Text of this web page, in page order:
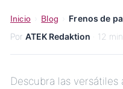
Inicio Blog
Frenos de
Por ATEK Redaktion · 12
Descubra las versátiles